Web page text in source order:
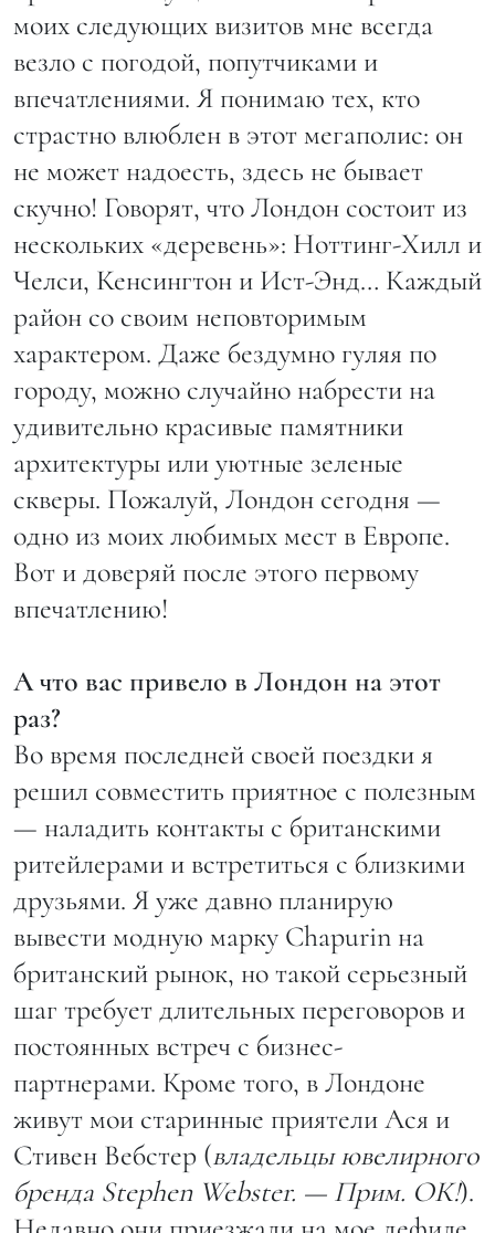
моих следующих визитов мне всегда
везло с погодой, попутчиками и
впечатлениями. Я понимаю тех, кто
страстно влюблен в этот мегаполис: он
не может надоесть, здесь не бывает
скучно! Говорят, что Лондон состоит из
нескольких «деревень»: Ноттинг-Хилл и
Челси, Кенсингтон и Ист-Энд… Каждый
район со своим неповторимым
характером. Даже бездумно гуляя по
городу, можно случайно набрести на
удивительно красивые памятники
архитектуры или уютные зеленые
скверы. Пожалуй, Лондон сегодня —
одно из моих любимых мест в Европе.
Вот и доверяй после этого первому
впечатлению!
А что вас привело в Лондон на этот
раз?
Во время последней своей поездки я
решил совместить приятное с полезным
— наладить контакты с британскими
ритейлерами и встретиться с близкими
друзьями. Я уже давно планирую
вывести модную марку Chapurin на
британский рынок, но такой серьезный
шаг требует длительных переговоров и
постоянных встреч с бизнес-
партнерами. Кроме того, в Лондоне
живут мои старинные приятели Ася и
Стивен Вебстер (владельцы ювелирного
бренда Stephen Webster. — Прим. ОК!).